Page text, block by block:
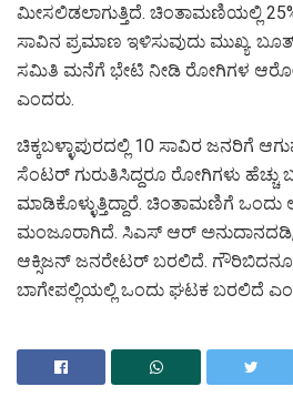
ಮೀಸಲಿಡಲಾಗುತ್ತಿದೆ. ಚಿಂತಾಮಣಿಯಲ್ಲಿ
ಸಾವಿನ ಪ್ರಮಾಣ ಇಳಿಸುವುದು ಮುಖ್ಯ.
ಸಮಿತಿ ಮನೆಗೆ ಭೇಟಿ ನೀಡಿ ರೋಗಿಗಳ ಆರೋಗ್ಯ
ಎಂದರು.
ಚಿಕ್ಕಬಳ್ಳಾಪುರದಲ್ಲಿ 10 ಸಾವಿರ ಜನರಿಗೆ
ಸೆಂಟರ್ ಗುರುತಿಸಿದ್ದರೂ ರೋಗಿಗಳು ಹೆಚ್ಚು
ಮಾಡಿಕೊಳ್ಳುತ್ತಿದ್ದಾರೆ. ಚಿಂತಾಮಣಿಗೆ
ಮಂಜೂರಾಗಿದೆ. ಸಿಎಸ್ ಆರ್ ಅನುದಾನದಡಿ,
ಆಕ್ಸಿಜನ್ ಜನರೇಟರ್ ಬರಲಿದೆ.
ಬಾಗೇಪಲ್ಲಿಯಲ್ಲಿ ಒಂದು ಘಟಕ ಬರಲಿದೆ